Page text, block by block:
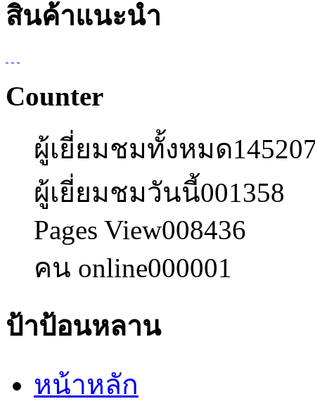
สินค้าแนะนำ
Counter
ผู้เยี่ยมชมทั้งหมด
ผู้เยี่ยมชมวันนี้001358
Pages View008436
คน online000001
ป้าป้อนหลาน
หน้าหลัก